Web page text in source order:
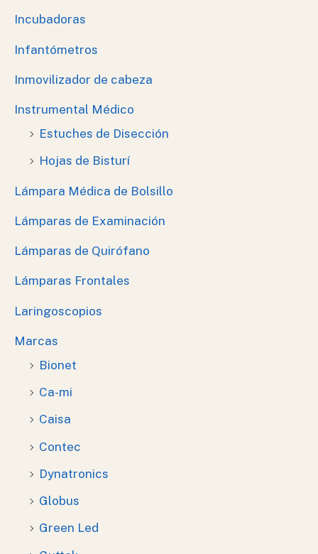
Incubadoras
Infantómetros
Inmovilizador de cabeza
Instrumental Médico
Estuches de Disección
Hojas de Bisturí
Lámpara Médica de Bolsillo
Lámparas de Examinación
Lámparas de Quirófano
Lámparas Frontales
Laringoscopios
Marcas
Bionet
Ca-mi
Caisa
Contec
Dynatronics
Globus
Green Led